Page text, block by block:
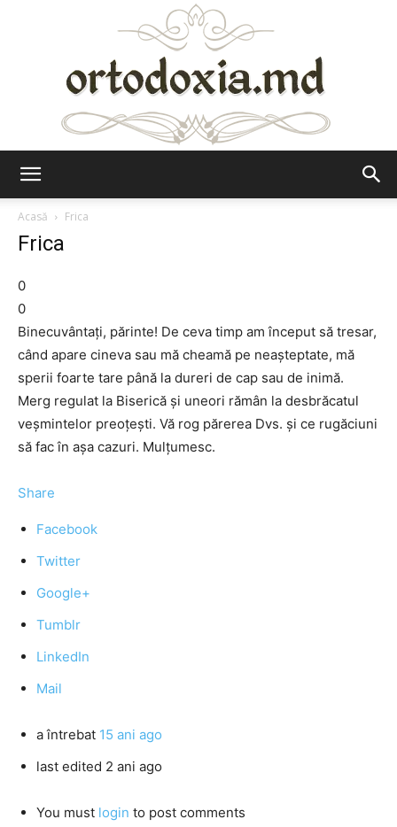
Acasă
Frica
Frica
0
0
Binecuvântaţi, părinte! De ceva timp am început să tresar,
când apare cineva sau mă cheamă pe neaşteptate, mă
sperii foarte tare până la dureri de cap sau de inimă.
Merg regulat la Biserică şi uneori rămân la desbrăcatul
veşmintelor preoţeşti. Vă rog părerea Dvs. şi ce rugăciuni
să fac în aşa cazuri. Mulţumesc.
Share
Facebook
Twitter
Google+
Tumblr
LinkedIn
Mail
a întrebat 15 ani ago
last edited 2 ani ago
You must login to post comments